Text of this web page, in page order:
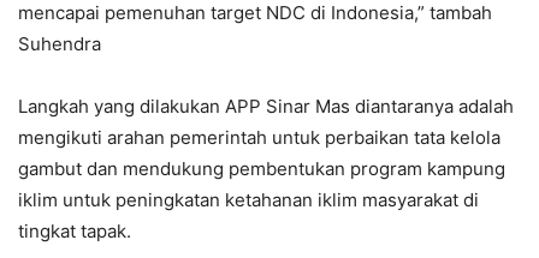
mencapai pemenuhan target NDC di Indonesia,” tambah
Suhendra
Langkah yang dilakukan APP Sinar Mas diantaranya adalah
mengikuti arahan pemerintah untuk perbaikan tata kelola
gambut dan mendukung pembentukan program kampung
iklim untuk peningkatan ketahanan iklim masyarakat di
tingkat tapak.